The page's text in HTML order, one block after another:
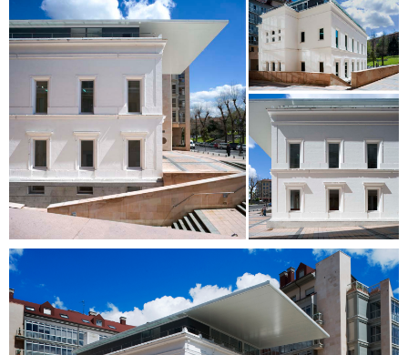
Proyectos
Servicios
Clientes
Equipo
Actualidad
R_lab
Contacto
ES
CA
EN